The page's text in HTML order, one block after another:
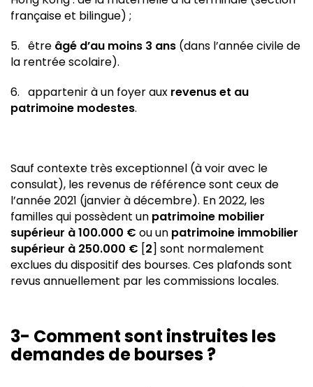
française et bilingue) ;
5. être âgé d’au moins 3 ans (dans l’année civile de
la rentrée scolaire).
6. appartenir à un foyer aux revenus et au
patrimoine modestes.
Sauf contexte très exceptionnel (à voir avec le
consulat), les revenus de référence sont ceux de
l’année 2021 (janvier à décembre). En 2022, les
familles qui possèdent un patrimoine mobilier
supérieur à 100.000 € ou un patrimoine immobilier
supérieur à 250.000 € [2] sont normalement
exclues du dispositif des bourses. Ces plafonds sont
revus annuellement par les commissions locales.
3- Comment sont instruites les
demandes de bourses ?